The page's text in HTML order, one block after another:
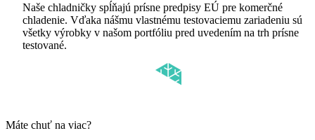
Naše chladničky spĺňajú prísne predpisy EÚ pre komerčné
chladenie. Vďaka nášmu vlastnému testovaciemu zariadeniu sú
všetky výrobky v našom portfóliu pred uvedením na trh prísne
testované.
Máte chuť na viac?